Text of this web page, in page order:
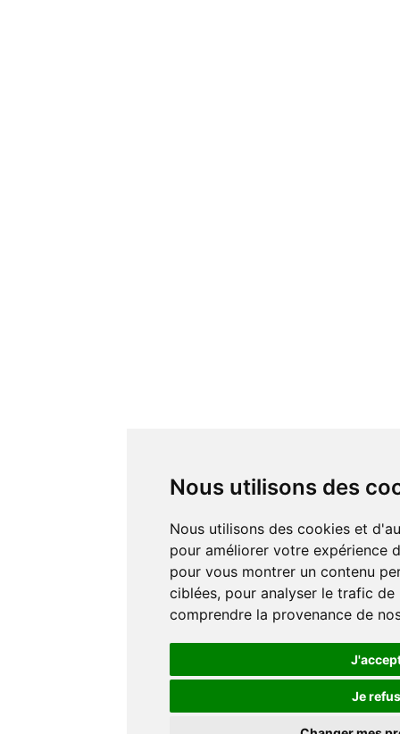
Nous utilisons des
Nous utilisons des cookies et d'autres technologies de suivi
pour améliorer votre expérience
pour vous montrer un contenu
ciblées, pour analyser le trafic
comprendre la provenance de
Je